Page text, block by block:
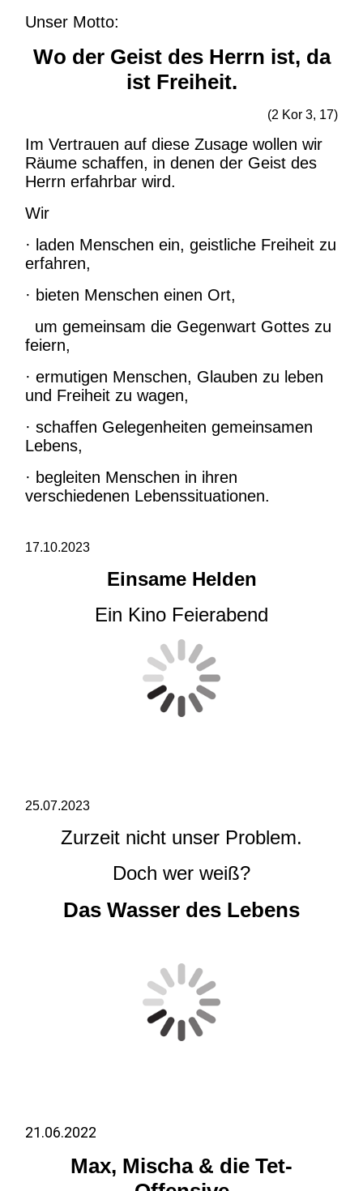
Unser Motto:
Wo der Geist des Herrn ist, da
ist Freiheit.
(2 Kor 3, 17)
Im Vertrauen auf diese Zusage wollen wir
Räume schaffen, in denen der Geist des
Herrn erfahrbar wird.
Wir
· laden Menschen ein, geistliche Freiheit zu
erfahren,
· bieten Menschen einen Ort,
um gemeinsam die Gegenwart Gottes zu
feiern,
· ermutigen Menschen, Glauben zu leben
und Freiheit zu wagen,
· schaffen Gelegenheiten gemeinsamen
Lebens,
· begleiten Menschen in ihren
verschiedenen Lebenssituationen.
17.10.2023
Einsame Helden
Ein Kino Feierabend
25.07.2023
Zurzeit nicht unser Problem.
Doch wer weiß?
Das Wasser des Lebens
21.06.2022
Max, Mischa & die Tet-